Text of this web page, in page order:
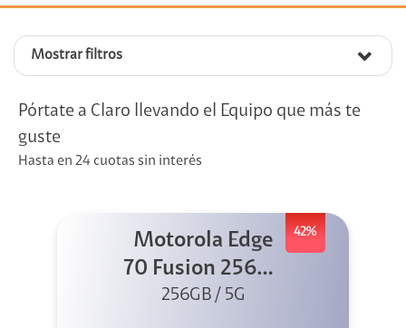
Mostrar filtros
Pórtate a Claro llevando el Equipo que más te
guste
Hasta en 24 cuotas sin interés
42%
Motorola Edge
70 Fusion 256GB
Azul
256GB / 5G